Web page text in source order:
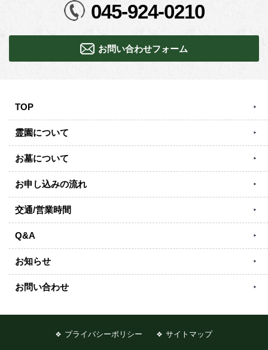
045-924-0210
お問い合わせフォーム
TOP
霊園について
お墓について
お申し込みの流れ
交通/営業時間
Q&A
お知らせ
お問い合わせ
プライバシーポリシー サイトマップ